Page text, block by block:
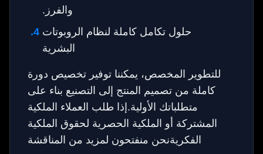
والفرز.
حلول تكامل كاملة لنظام الروبوتات
البشرية
للتطوير المخصص، يمكننا توفير تخصيص دورة
كاملة من تصميم المنتج إلى التصنيع بناء على
متطلباتك الأولية.إذا طلب العملاء الملكية
المشتركة أو الملكية الحصرية لحقوق الملكية
الفكريةنحن منفتحون لمزيد من المناقشة